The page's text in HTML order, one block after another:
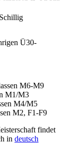
Ü30-
M6-M9
M1/M3
M4/M5
M2, F1-F9
findet
in deutsch